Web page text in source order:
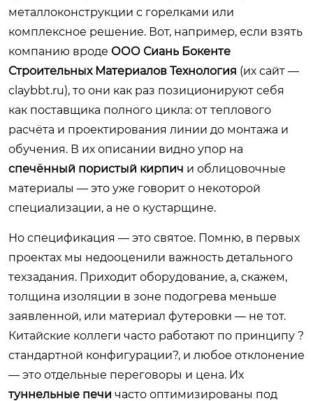
металлоконструкции с горелками или
комплексное решение. Вот, например, если взять
компанию вроде ООО Сиань Бокенте
Строительных Материалов Технология (их сайт —
claybbt.ru), то они как раз позиционируют себя
как поставщика полного цикла: от теплового
расчёта и проектирования линии до монтажа и
обучения. В их описании видно упор на
спечённый пористый кирпич и облицовочные
материалы — это уже говорит о некоторой
специализации, а не о кустарщине.
Но спецификация — это святое. Помню, в первых
проектах мы недооценили важность детального
техзадания. Приходит оборудование, а, скажем,
толщина изоляции в зоне подогрева меньше
заявленной, или материал футеровки — не тот.
Китайские коллеги часто работают по принципу ?
стандартной конфигурации?, и любое отклонение
— это отдельные переговоры и цена. Их
туннельные печи часто оптимизированы под